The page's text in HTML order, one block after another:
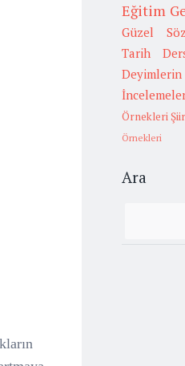
Eğitim
Güzel
Tarih
Örnekleri
Örnekleri
Ara